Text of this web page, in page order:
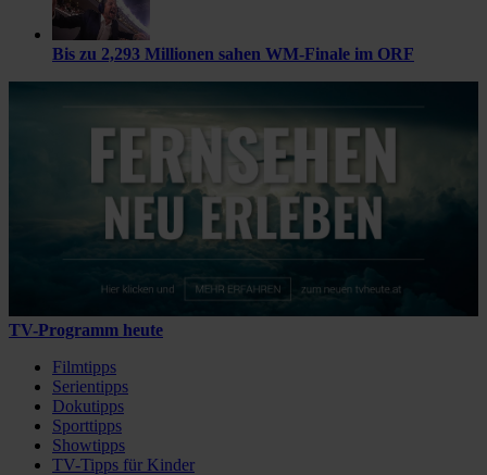
Bis zu 2,293 Millionen sahen WM-Finale im ORF
TV-Programm heute
Filmtipps
Serientipps
Dokutipps
Sporttipps
Showtipps
TV-Tipps für Kinder